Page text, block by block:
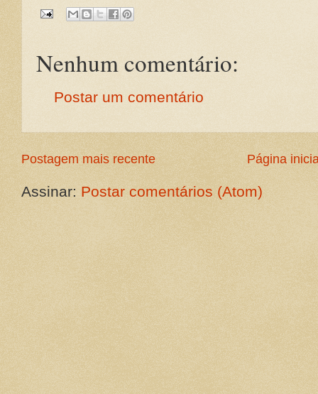
Nenhum comentário:
Postar um comentário
Postagem mais recente Página
Assinar: Postar comentários (Atom)